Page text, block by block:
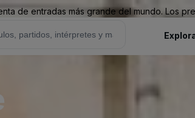
de entradas más grande del mundo. Los